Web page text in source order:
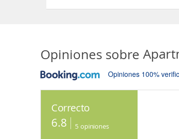
Opiniones sobre
Opiniones 100%
Correcto
6.8 5 opiniones